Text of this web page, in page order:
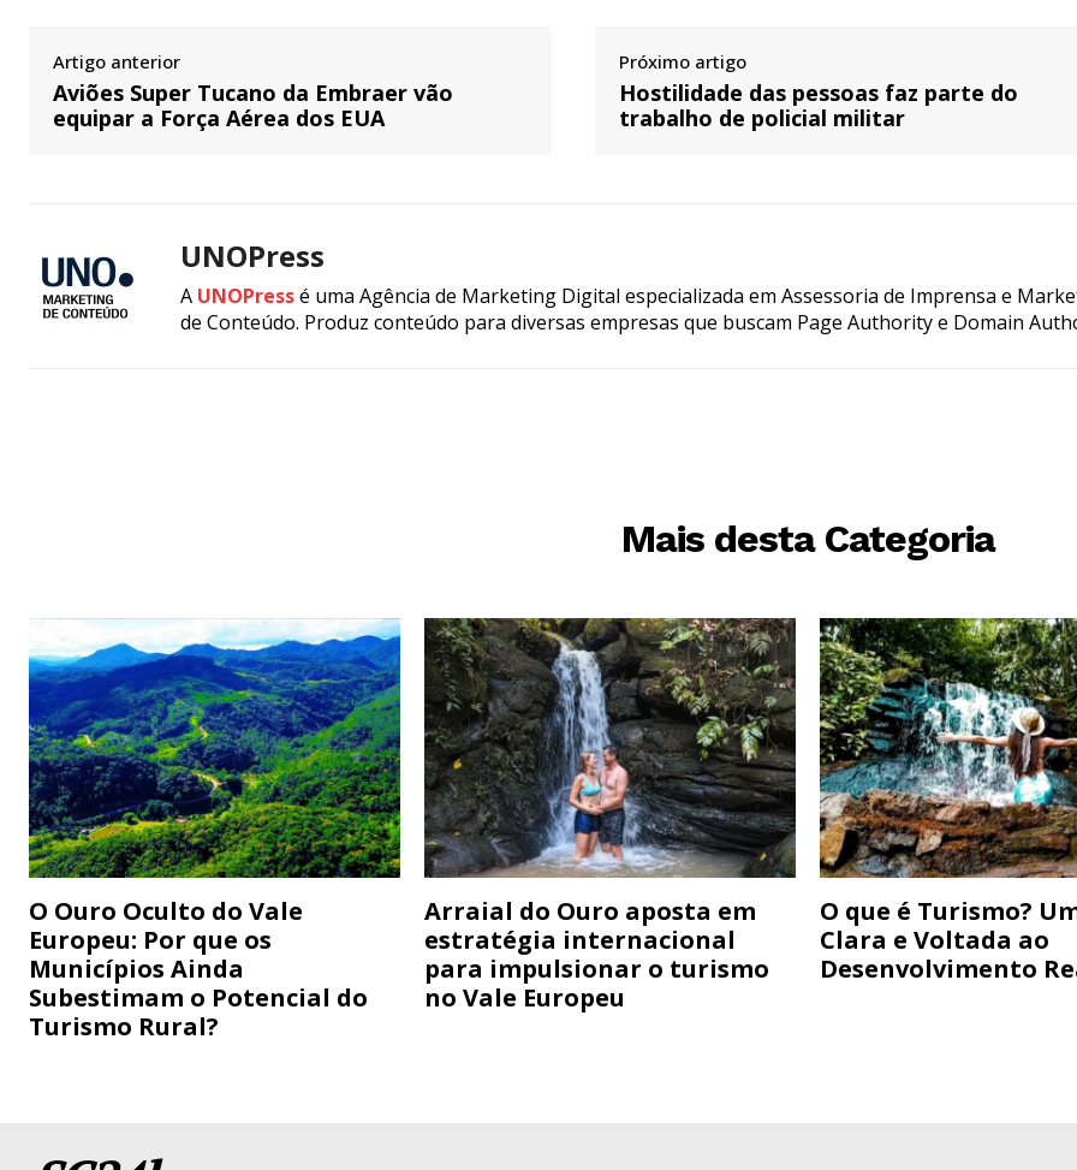
Artigo anterior
Aviões Super Tucano da Embraer vão
equipar a Força Aérea dos EUA
Próximo artigo
Hostilidade das pessoas faz parte do
trabalho de policial militar
UNOPress
A UNOPressé uma Agência de Marketing Digital especializada em Assessoria de Imprensa e
de Conteúdo. Produz conteúdo para diversas empresas que buscam Page Authority e Domain
Mais desta Categoria
O Ouro Oculto do Vale
Europeu: Por que os
Municípios Ainda
Subestimam o Potencial do
Turismo Rural?
Arraial do Ouro aposta em
estratégia internacional
para impulsionar o turismo
no Vale Europeu
O que é Turismo?
Clara e Voltada ao
Desenvolvimento